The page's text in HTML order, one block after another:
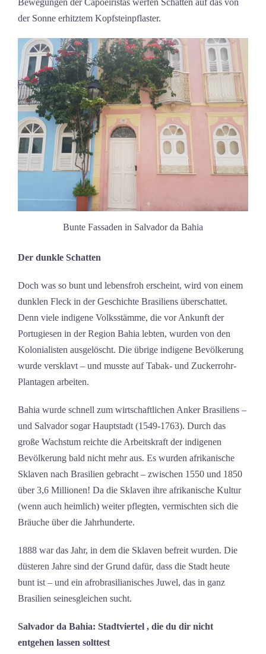
der Sonne erhitztem Kopfsteinpflaster.
Bunte Fassaden in Salvador da Bahia
Der dunkle Schatten
Doch was so bunt und lebensfroh erscheint, wird von einem
dunklen Fleck in der Geschichte Brasiliens überschattet.
Denn viele indigene Volksstämme, die vor Ankunft der
Portugiesen in der Region Bahia lebten, wurden von den
Kolonialisten ausgelöscht. Die übrige indigene Bevölkerung
wurde versklavt – und musste auf Tabak- und Zuckerrohr-
Plantagen arbeiten.
Bahia wurde schnell zum wirtschaftlichen Anker Brasiliens –
und Salvador sogar Hauptstadt (1549-1763). Durch das
große Wachstum reichte die Arbeitskraft der indigenen
Bevölkerung bald nicht mehr aus. Es wurden afrikanische
Sklaven nach Brasilien gebracht – zwischen 1550 und 1850
über 3,6 Millionen! Da die Sklaven ihre afrikanische Kultur
(wenn auch heimlich) weiter pflegten, vermischten sich die
Bräuche über die Jahrhunderte.
1888 war das Jahr, in dem die Sklaven befreit wurden. Die
düsteren Jahre sind der Grund dafür, dass die Stadt heute
bunt ist – und ein afrobrasilianisches Juwel, das in ganz
Brasilien seinesgleichen sucht.
Salvador da Bahia: Stadtviertel , die du dir nicht
entgehen lassen solttest